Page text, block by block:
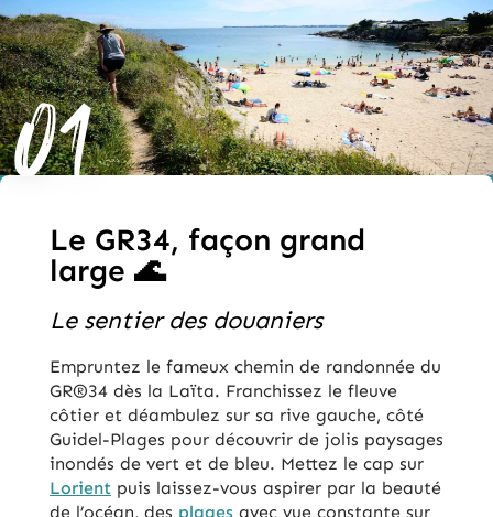
01
Le GR34, façon grand
large 🌊
Le sentier des douaniers
Empruntez le fameux chemin de randonnée du
GR®34 dès la Laïta. Franchissez le fleuve
côtier et déambulez sur sa rive gauche, côté
Guidel-Plages pour découvrir de jolis paysages
inondés de vert et de bleu. Mettez le cap sur
Lorient puis laissez-vous aspirer par la beauté
de l’océan, des plages avec vue constante sur